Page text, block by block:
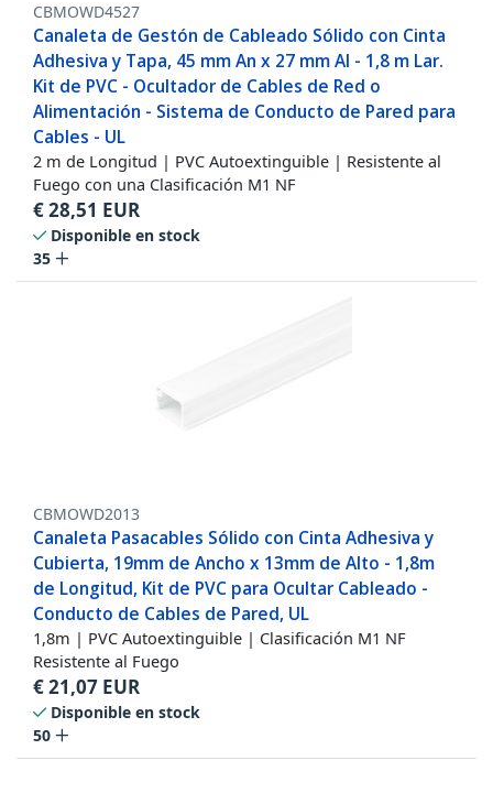
CBMOWD4527
Canaleta de Gestón de Cableado Sólido con Cinta
Adhesiva y Tapa, 45 mm An x 27 mm Al - 1,8 m Lar.
Kit de PVC - Ocultador de Cables de Red o
Alimentación - Sistema de Conducto de Pared para
Cables - UL
2 m de Longitud | PVC Autoextinguible | Resistente al
Fuego con una Clasificación M1 NF
€28,51 EUR
Disponible en stock
35
CBMOWD2013
Canaleta Pasacables Sólido con Cinta Adhesiva y
Cubierta, 19mm de Ancho x 13mm de Alto - 1,8m
de Longitud, Kit de PVC para Ocultar Cableado -
Conducto de Cables de Pared, UL
1,8m | PVC Autoextinguible | Clasificación M1 NF
Resistente al Fuego
€21,07 EUR
Disponible en stock
50